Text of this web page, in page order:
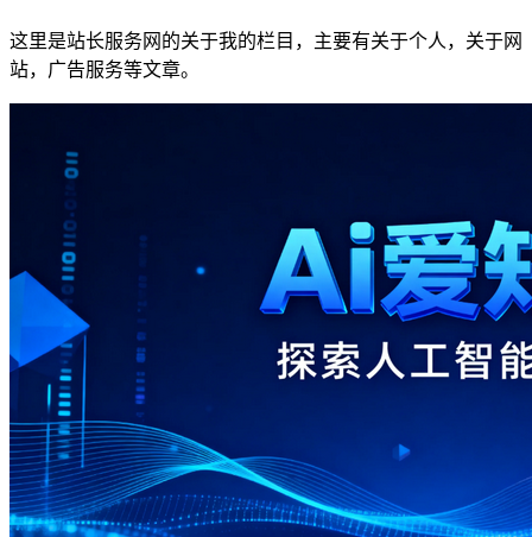
这里是站长服务网的关于我的栏目，主要有关于个人，关于网
站，广告服务等文章。